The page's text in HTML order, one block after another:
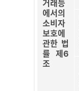
거래등
에서의
소비자
보호에
관한 법
률 제6
조